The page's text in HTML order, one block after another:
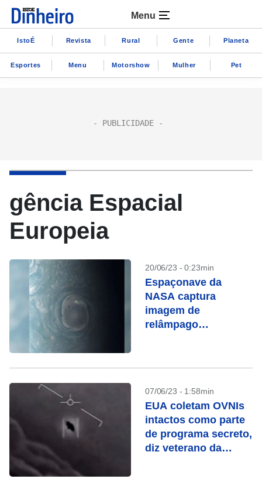
Menu
IstoÉ Revista Rural Gente Planeta
Esportes Menu Motorshow Mulher Pet
gência Espacial
Europeia
20/06/23 - 0:23min
Espaçonave da
NASA captura
imagem de
relâmpago
07/06/23 - 1:58min
EUA coletam OVNIs
intactos como parte
de programa secreto,
diz veterano da